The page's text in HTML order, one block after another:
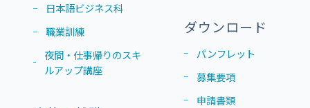
日本語ビジネス科
職業訓練
夜間・仕事帰りのスキ
ルアップ講座
ダウンロード
パンフレット
募集要項
申請書類